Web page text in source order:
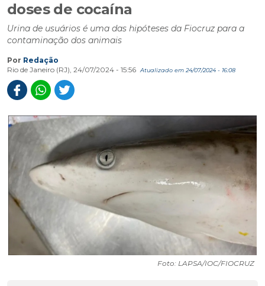
doses de cocaína
Urina de usuários é uma das hipóteses da Fiocruz para a
contaminação dos animais
Por Redação
Rio de Janeiro (RJ), 24/07/2024 - 15:56
Atualizado em 24/07/2024 - 16:08
Foto: LAPSA/IOC/FIOCRUZ